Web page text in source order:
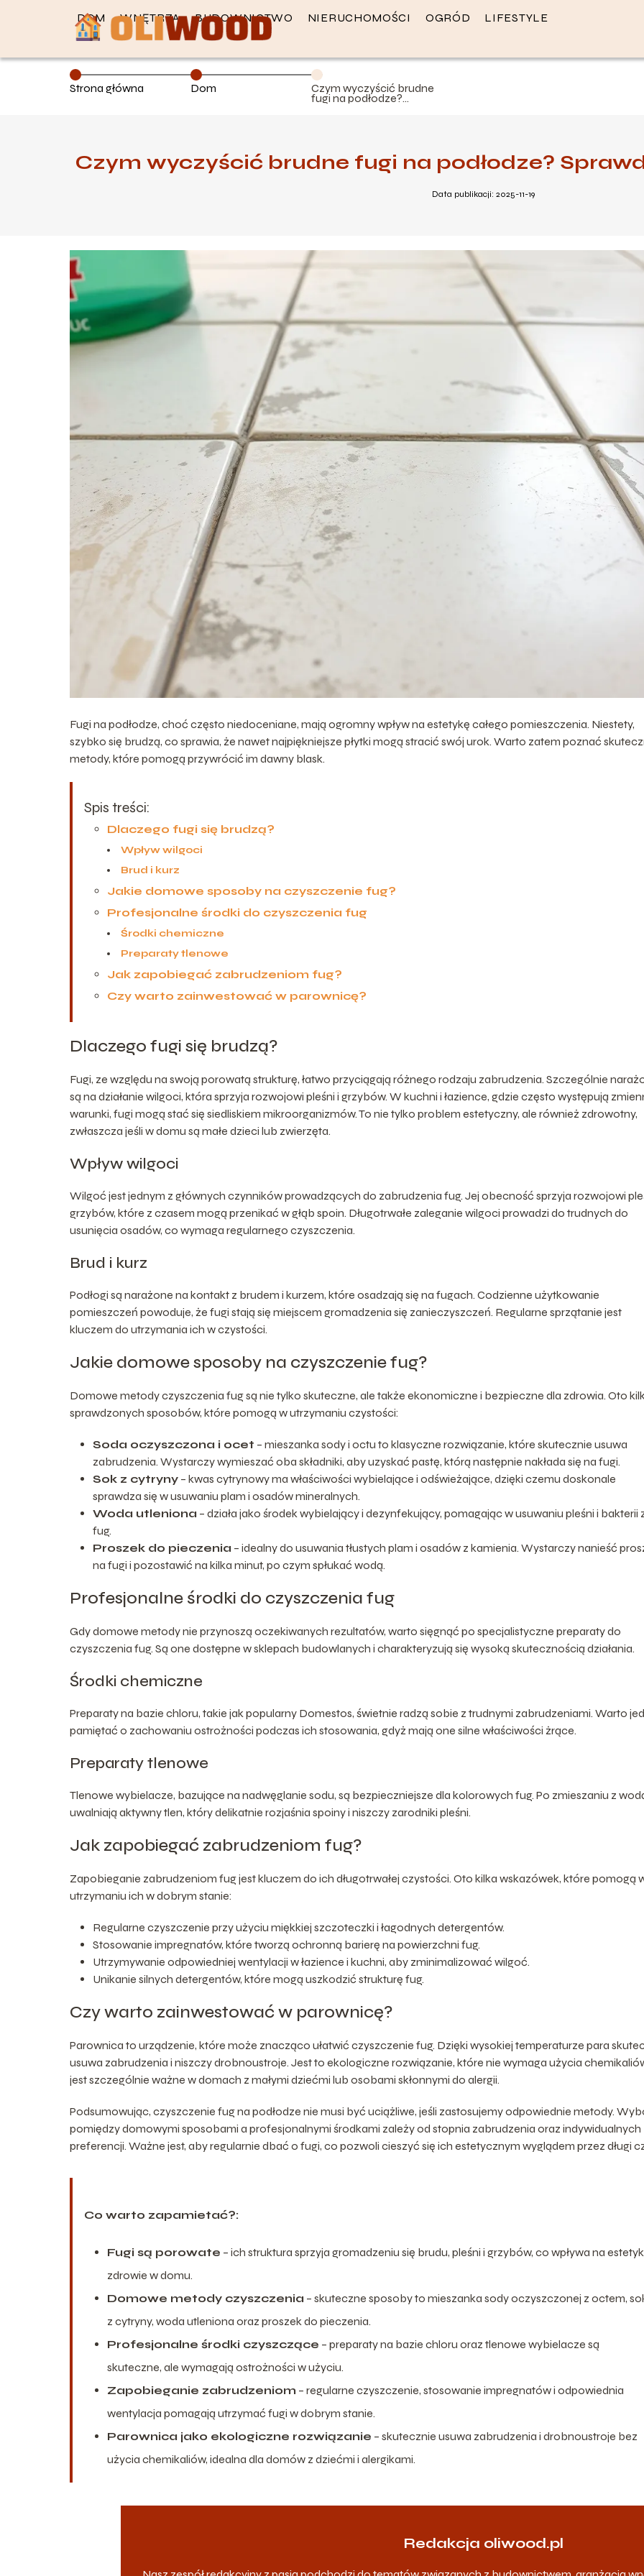
DOM WNĘTRZA BUDOWNICTWO NIERUCHOMOŚCI OGRÓD LIFESTYLE
Strona główna Dom Czym wyczyścić brudne
fugi na podłodze?
Sprawdzone metody i
Czym wyczyścić brudne fugi na podłodze?
Data publikacji: 2025-11-19
Fugi na podłodze, choć często niedoceniane, mają ogromny wpływ na estetykę całego pomieszczenia. Niestety,
szybko się brudzą, co sprawia, że nawet najpiękniejsze płytki mogą stracić swój urok. Warto zatem poznać
metody, które pomogą przywrócić im dawny blask.
Spis treści:
Dlaczego fugi się brudzą?
Wpływ wilgoci
Brud i kurz
Jakie domowe sposoby na czyszczenie fug?
Profesjonalne środki do czyszczenia fug
Środki chemiczne
Preparaty tlenowe
Jak zapobiegać zabrudzeniom fug?
Czy warto zainwestować w parownicę?
Dlaczego fugi się brudzą?
Fugi, ze względu na swoją porowatą strukturę, łatwo przyciągają różnego rodzaju zabrudzenia. Szczególnie
są na działanie wilgoci, która sprzyja rozwojowi pleśni i grzybów. W kuchni i łazience, gdzie często występują
warunki, fugi mogą stać się siedliskiem mikroorganizmów. To nie tylko problem estetyczny, ale również zdrowotny,
zwłaszcza jeśli w domu są małe dzieci lub zwierzęta.
Wpływ wilgoci
Wilgoć jest jednym z głównych czynników prowadzących do zabrudzenia fug. Jej obecność sprzyja rozwojowi
grzybów, które z czasem mogą przenikać w głąb spoin. Długotrwałe zaleganie wilgoci prowadzi do trudnych do
usunięcia osadów, co wymaga regularnego czyszczenia.
Brud i kurz
Podłogi są narażone na kontakt z brudem i kurzem, które osadzają się na fugach. Codzienne użytkowanie
pomieszczeń powoduje, że fugi stają się miejscem gromadzenia się zanieczyszczeń. Regularne sprzątanie jest
kluczem do utrzymania ich w czystości.
Jakie domowe sposoby na czyszczenie fug?
Domowe metody czyszczenia fug są nie tylko skuteczne, ale także ekonomiczne i bezpieczne dla zdrowia. Oto
sprawdzonych sposobów, które pomogą w utrzymaniu czystości:
Soda oczyszczona i ocet – mieszanka sody i octu to klasyczne rozwiązanie, które skutecznie usuwa
zabrudzenia. Wystarczy wymieszać oba składniki, aby uzyskać pastę, którą następnie nakłada się na fugi.
Sok z cytryny – kwas cytrynowy ma właściwości wybielające i odświeżające, dzięki czemu doskonale
sprawdza się w usuwaniu plam i osadów mineralnych.
Woda utleniona – działa jako środek wybielający i dezynfekujący, pomagając w usuwaniu pleśni i bakterii
fug.
Proszek do pieczenia – idealny do usuwania tłustych plam i osadów z kamienia. Wystarczy nanieść
na fugi i pozostawić na kilka minut, po czym spłukać wodą.
Profesjonalne środki do czyszczenia fug
Gdy domowe metody nie przynoszą oczekiwanych rezultatów, warto sięgnąć po specjalistyczne preparaty do
czyszczenia fug. Są one dostępne w sklepach budowlanych i charakteryzują się wysoką skutecznością działania.
Środki chemiczne
Preparaty na bazie chloru, takie jak popularny Domestos, świetnie radzą sobie z trudnymi zabrudzeniami. Warto
pamiętać o zachowaniu ostrożności podczas ich stosowania, gdyż mają one silne właściwości żrące.
Preparaty tlenowe
Tlenowe wybielacze, bazujące na nadwęglanie sodu, są bezpieczniejsze dla kolorowych fug. Po zmieszaniu z
uwalniają aktywny tlen, który delikatnie rozjaśnia spoiny i niszczy zarodniki pleśni.
Jak zapobiegać zabrudzeniom fug?
Zapobieganie zabrudzeniom fug jest kluczem do ich długotrwałej czystości. Oto kilka wskazówek, które pomogą
utrzymaniu ich w dobrym stanie:
Regularne czyszczenie przy użyciu miękkiej szczoteczki i łagodnych detergentów.
Stosowanie impregnatów, które tworzą ochronną barierę na powierzchni fug.
Utrzymywanie odpowiedniej wentylacji w łazience i kuchni, aby zminimalizować wilgoć.
Unikanie silnych detergentów, które mogą uszkodzić strukturę fug.
Czy warto zainwestować w parownicę?
Parownica to urządzenie, które może znacząco ułatwić czyszczenie fug. Dzięki wysokiej temperaturze para
usuwa zabrudzenia i niszczy drobnoustroje. Jest to ekologiczne rozwiązanie, które nie wymaga użycia
jest szczególnie ważne w domach z małymi dziećmi lub osobami skłonnymi do alergii.
Podsumowując, czyszczenie fug na podłodze nie musi być uciążliwe, jeśli zastosujemy odpowiednie metody.
pomiędzy domowymi sposobami a profesjonalnymi środkami zależy od stopnia zabrudzenia oraz indywidualnych
preferencji. Ważne jest, aby regularnie dbać o fugi, co pozwoli cieszyć się ich estetycznym wyglądem przez długi
Co warto zapamietać?:
Fugi są porowate – ich struktura sprzyja gromadzeniu się brudu, pleśni i grzybów, co wpływa na
zdrowie w domu.
Domowe metody czyszczenia – skuteczne sposoby to mieszanka sody oczyszczonej z octem,
z cytryny, woda utleniona oraz proszek do pieczenia.
Profesjonalne środki czyszczące – preparaty na bazie chloru oraz tlenowe wybielacze są
skuteczne, ale wymagają ostrożności w użyciu.
Zapobieganie zabrudzeniom – regularne czyszczenie, stosowanie impregnatów i odpowiednia
wentylacja pomagają utrzymać fugi w dobrym stanie.
Parownica jako ekologiczne rozwiązanie – skutecznie usuwa zabrudzenia i drobnoustroje bez
użycia chemikaliów, idealna dla domów z dziećmi i alergikami.
Redakcja oliwood.pl